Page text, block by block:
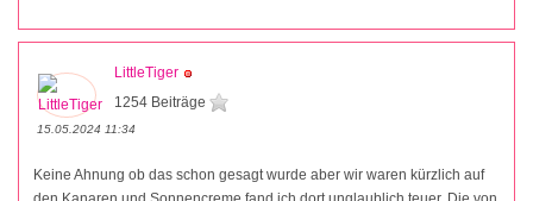
LittleTiger
1254 Beiträge
15.05.2024 11:34
Keine Ahnung ob das schon gesagt wurde aber wir waren kürzlich auf